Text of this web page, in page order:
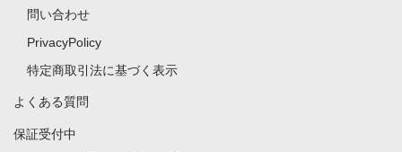
問い合わせ
PrivacyPolicy
特定商取引法に基づく表示
よくある質問
保証受付中